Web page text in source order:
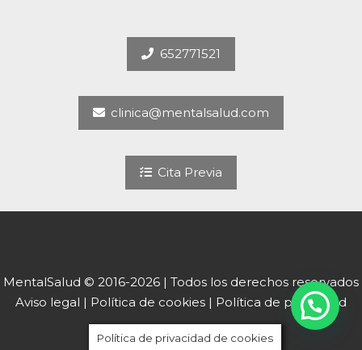
652771521
clinica@mentalsalud.com
Cita Previa
MentalSalud © 2016-2026 | Todos los derechos reservados
Aviso legal | Política de cookies | Política de privacidad
Política de privacidad de cookies